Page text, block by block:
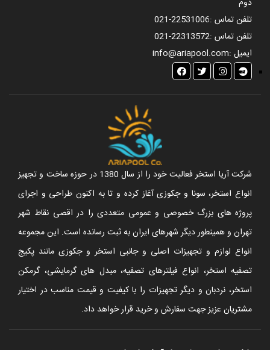
دوم
تلفن تماس :021-22531006
تلفن تماس :021-22313572
ایمیل :info@ariapool.com
شرکت آریا استخر فعالیت خود را از سال 1380 در حوزه ساخت و تجهیز
انواع استخر، سونا و جکوزی آغاز کرده و تا به اکنون طراحی و اجرای
پروژه های بزرگ خصوصی و عمومی متعددی را در اقصی نقاط شهر
تهران و همینطور دیگر شهرهای ایران به ثبت رسانده است. این مجموعه
انواع لوازم و تجهیزات اصلی و جانبی استخر و جکوزی مانند پکیج
تصفیه استخر، انواع فیلترهای تصفیه، مبدل های گرمایشی، گرمکن
استخر، نردبان و دیگر تجهیزات را با کیفیت و قیمت مناسب در اختیار
مشتریان عزیز جهت سفارش و خرید قرار خواهد داد.